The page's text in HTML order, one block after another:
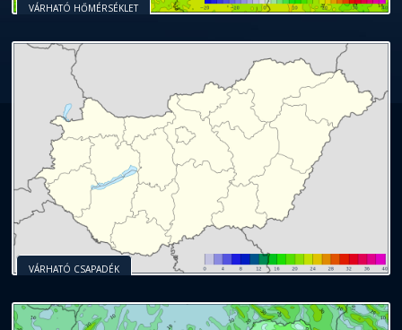
VÁRHATÓ HŐMÉRSÉKLET
VÁRHATÓ CSAPADÉK